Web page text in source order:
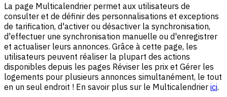
La page Multicalendrier permet aux utilisateurs de
consulter et de définir des personnalisations et exceptions
de tarification, d'activer ou désactiver la synchronisation,
d'effectuer une synchronisation manuelle ou d'enregistrer
et actualiser leurs annonces. Grâce à cette page, les
utilisateurs peuvent réaliser la plupart des actions
disponibles depuis les pages Réviser les prix et Gérer les
logements pour plusieurs annonces simultanément, le tout
en un seul endroit ! En savoir plus sur le Multicalendrier ici.